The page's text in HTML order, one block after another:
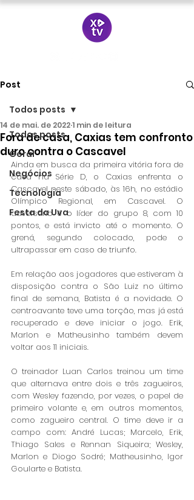
Post
Todos posts
Geral
Negócios
Tecnologia
Festa da Uva
Todos posts
Fora de casa, Caxias tem confronto
duro contra o Cascavel
14 de mai. de 20221 min de leitura
Ainda em busca da primeira vitória fora de
casa na Série D, o Caxias enfrenta o
Cascavel neste sábado, às 16h, no estádio
Olímpico Regional, em Cascavel. O
adversário é o líder do grupo 8, com 10
pontos, e está invicto até o momento. O
grená, segundo colocado, pode o
ultrapassar em caso de triunfo.
Em relação aos jogadores que estiveram à
disposição contra o São Luiz no último
final de semana, Batista é a novidade. O
centroavante teve uma torção, mas já está
recuperado e deve iniciar o jogo. Erik,
Marlon e Matheusinho também devem
voltar aos 11 iniciais.
O treinador Luan Carlos treinou um time
que alternava entre dois e três zagueiros,
com Wesley fazendo, por vezes, o papel de
primeiro volante e, em outros momentos,
como zagueiro central. O time deve ir a
campo com: André Lucas; Marcelo, Erik,
Thiago Sales e Rennan Siqueira; Wesley,
Marlon e Diogo Sodré; Matheusinho, Igor
Goularte e Batista.